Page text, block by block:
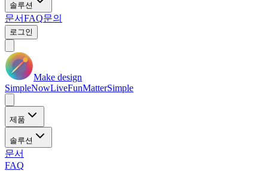
솔루션
문서FAQ문의
로그인
Make design
SimpleNowLiveFunMatterSimple
제품
솔루션
문서
FAQ